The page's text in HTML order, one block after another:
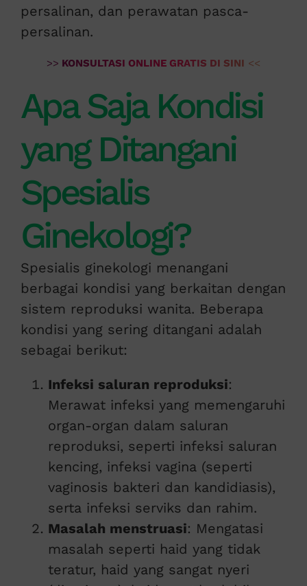
persalinan, dan perawatan pasca-
persalinan.
>> KONSULTASI ONLINE GRATIS DI SINI <<
Apa Saja Kondisi
yang Ditangani
Spesialis
Ginekologi?
Spesialis ginekologi menangani
berbagai kondisi yang berkaitan dengan
sistem reproduksi wanita. Beberapa
kondisi yang sering ditangani adalah
sebagai berikut:
Infeksi saluran reproduksi:
Merawat infeksi yang memengaruhi
organ-organ dalam saluran
reproduksi, seperti infeksi saluran
kencing, infeksi vagina (seperti
vaginosis bakteri dan kandidiasis),
serta infeksi serviks dan rahim.
Masalah menstruasi: Mengatasi
masalah seperti haid yang tidak
teratur, haid yang sangat nyeri